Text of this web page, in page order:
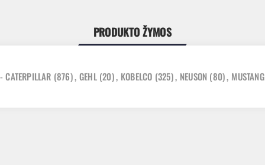
PRODUKTO ŽYMOS
CATERPILLAR (876), GEHL (20), KOBELCO (325), NEUSON (80), MUSTANG